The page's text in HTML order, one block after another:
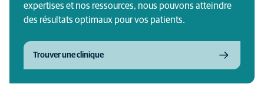
expertises et nos ressources, nous pouvons atteindre
des résultats optimaux pour vos patients.
Trouver une clinique